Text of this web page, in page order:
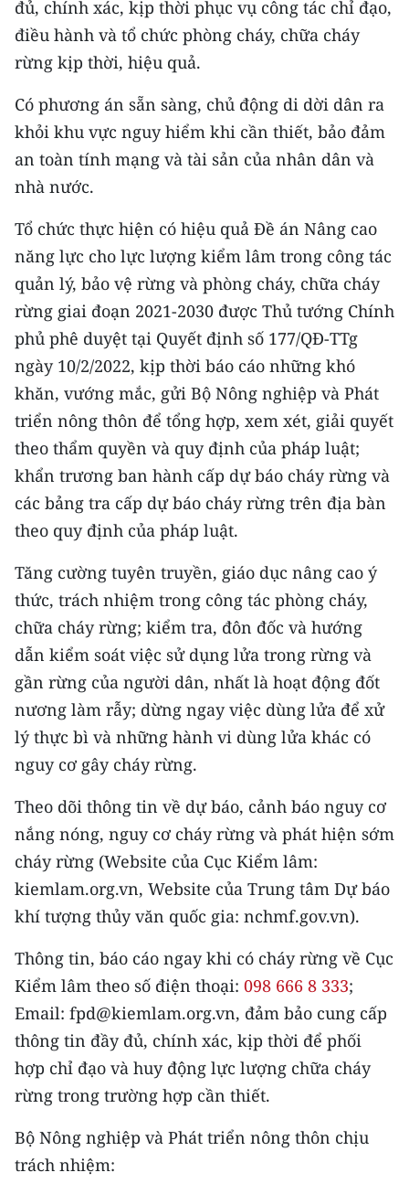
ENGLISH
中文
FRANÇAIS
РУССКИЙ
ESPAÑOL
한국어
đủ, chính xác, kịp thời phục vụ công tác chỉ đạo,
điều hành và tổ chức phòng cháy, chữa cháy
rừng kịp thời, hiệu quả.
Có phương án sẵn sàng, chủ động di dời dân ra
khỏi khu vực nguy hiểm khi cần thiết, bảo đảm
an toàn tính mạng và tài sản của nhân dân và
nhà nước.
Tổ chức thực hiện có hiệu quả Đề án Nâng cao
năng lực cho lực lượng kiểm lâm trong công tác
quản lý, bảo vệ rừng và phòng cháy, chữa cháy
rừng giai đoạn 2021-2030 được Thủ tướng Chính
phủ phê duyệt tại Quyết định số 177/QĐ-TTg
ngày 10/2/2022, kịp thời báo cáo những khó
khăn, vướng mắc, gửi Bộ Nông nghiệp và Phát
triển nông thôn để tổng hợp, xem xét, giải quyết
theo thẩm quyền và quy định của pháp luật;
khẩn trương ban hành cấp dự báo cháy rừng và
các bảng tra cấp dự báo cháy rừng trên địa bàn
theo quy định của pháp luật.
Tăng cường tuyên truyền, giáo dục nâng cao ý
thức, trách nhiệm trong công tác phòng cháy,
chữa cháy rừng; kiểm tra, đôn đốc và hướng
dẫn kiểm soát việc sử dụng lửa trong rừng và
gần rừng của người dân, nhất là hoạt động đốt
nương làm rẫy; dừng ngay việc dùng lửa để xử
lý thực bì và những hành vi dùng lửa khác có
nguy cơ gây cháy rừng.
Theo dõi thông tin về dự báo, cảnh báo nguy cơ
nắng nóng, nguy cơ cháy rừng và phát hiện sớm
cháy rừng (Website của Cục Kiểm lâm:
kiemlam.org.vn, Website của Trung tâm Dự báo
khí tượng thủy văn quốc gia: nchmf.gov.vn).
Thông tin, báo cáo ngay khi có cháy rừng về Cục
Kiểm lâm theo số điện thoại: 098 666 8 333;
Email: fpd@kiemlam.org.vn, đảm bảo cung cấp
thông tin đầy đủ, chính xác, kịp thời để phối
hợp chỉ đạo và huy động lực lượng chữa cháy
rừng trong trường hợp cần thiết.
Bộ Nông nghiệp và Phát triển nông thôn chịu
trách nhiệm: